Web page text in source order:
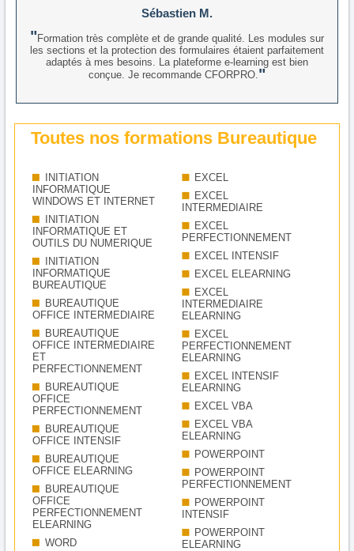
Sébastien M.
Formation très complète et de grande qualité. Les modules sur
les sections et la protection des formulaires étaient parfaitement
adaptés à mes besoins. La plateforme e-learning est bien
conçue. Je recommande CFORPRO.
Toutes nos formations Bureautique
INITIATION
INFORMATIQUE
WINDOWS ET INTERNET
INITIATION
INFORMATIQUE ET
OUTILS DU NUMERIQUE
INITIATION
INFORMATIQUE
BUREAUTIQUE
BUREAUTIQUE
OFFICE INTERMEDIAIRE
BUREAUTIQUE
OFFICE INTERMEDIAIRE
ET
PERFECTIONNEMENT
BUREAUTIQUE
OFFICE
PERFECTIONNEMENT
BUREAUTIQUE
OFFICE INTENSIF
BUREAUTIQUE
OFFICE ELEARNING
BUREAUTIQUE
OFFICE
PERFECTIONNEMENT
ELEARNING
WORD
EXCEL
EXCEL
INTERMEDIAIRE
EXCEL
PERFECTIONNEMENT
EXCEL INTENSIF
EXCEL ELEARNING
EXCEL
INTERMEDIAIRE
ELEARNING
EXCEL
PERFECTIONNEMENT
ELEARNING
EXCEL INTENSIF
ELEARNING
EXCEL VBA
EXCEL VBA
ELEARNING
POWERPOINT
POWERPOINT
PERFECTIONNEMENT
POWERPOINT
INTENSIF
POWERPOINT
ELEARNING